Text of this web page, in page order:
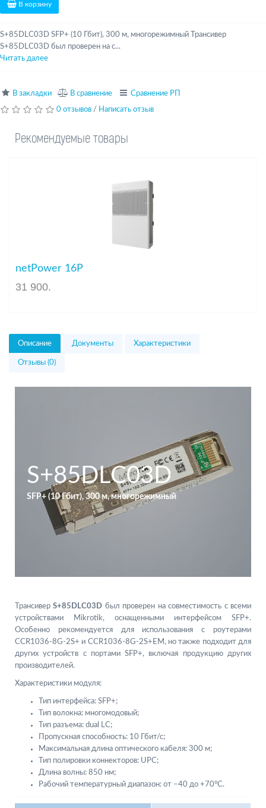
В корзину
S+85DLC03D SFP+ (10 Гбит), 300 м, многорежимный Трансивер
S+85DLC03D был проверен на с...
Читать далее
В закладки В сравнение Сравнение РП
0 отзывов / Написать отзыв
Рекомендуемые товары
netPower 16P
31 900.
Описание Документы Характеристики
Отзывы (0)
S+85DLC03D
SFP+ (10 Гбит), 300 м, многорежимный
ТрансиверS+85DLC03D был проверен на совместимость с всеми
устройствами Mikrotik, оснащенными интерфейсом SFP+.
Особенно рекомендуется для использования с роутерами
CCR1036-8G-2S+ и CCR1036-8G-2S+EM, но также подходит для
других устройств с портами SFP+, включая продукцию других
производителей.
Характеристики модуля:
Тип интерфейса: SFP+;
Тип волокна: многомодовый;
Тип разъема: dual LC;
Пропускная способность: 10 Гбит/с;
Максимальная длина оптического кабеля: 300 м;
Тип полировки коннекторов: UPC;
Длина волны: 850 нм;
Рабочий температурный диапазон: от −40 до +70°C.